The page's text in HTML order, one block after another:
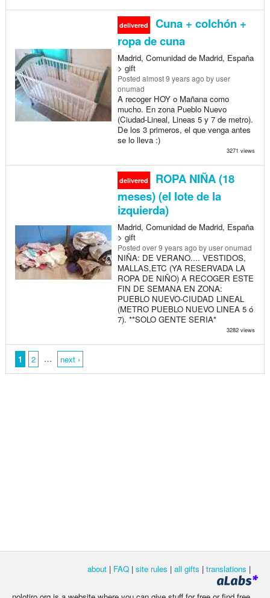
delivered
Cuna + colchón +
ropa de cuna
Madrid, Comunidad de Madrid, España
> gift
Posted almost 9 years ago by user
onumad
A recoger HOY o Mañana como
mucho. En zona Pueblo Nuevo
(Ciudad-Lineal, Lineas 5 y 7 de metro).
De los 3 primeros, el que venga antes
se lo lleva :)
3271 views
delivered
ROPA NIÑA (18
meses) (el lote de la
izquierda)
Madrid, Comunidad de Madrid, España
> gift
Posted over 9 years ago by user onumad
NIÑA: DE VERANO.... VESTIDOS,
MALLAS,ETC (YA RESERVADA LA
ROPA DE NIÑO) A RECOGER ESTE
FIN DE SEMANA EN ZONA:
PUEBLO NUEVO-CIUDAD LINEAL
(METRO PUEBLO NUEVO LINEA 5 ó
7). **SOLO GENTE SERIA*
3282 views
1 2 … next ›
about | FAQ | site rules | all gifts | translations |